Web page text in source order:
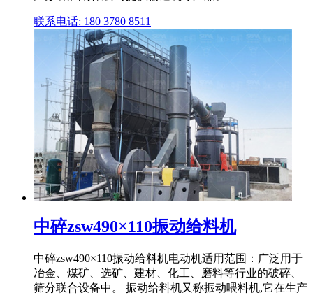
联系电话: 180 3780 8511
中碎zsw490×110振动给料机
中碎zsw490×110振动给料机电动机适用范围：广泛用于
冶金、煤矿、选矿、建材、化工、磨料等行业的破碎、
筛分联合设备中。 振动给料机又称振动喂料机,它在生产